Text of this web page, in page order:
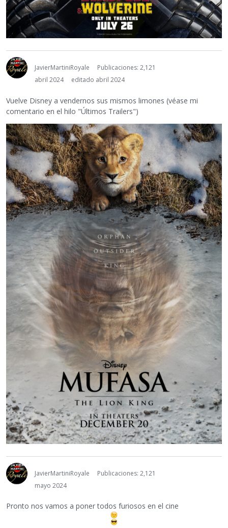
JavierMartiniRoyale
Publicaciones: 2,121
abril 2024
editado abril 2024
Vuelve Disney a vendernos sus mismos limones (véase mi
comentario en el hilo "Últimos Trailers")
JavierMartiniRoyale
Publicaciones: 2,121
mayo 2024
Pronto nos vamos a poner todos furiosos en el cine